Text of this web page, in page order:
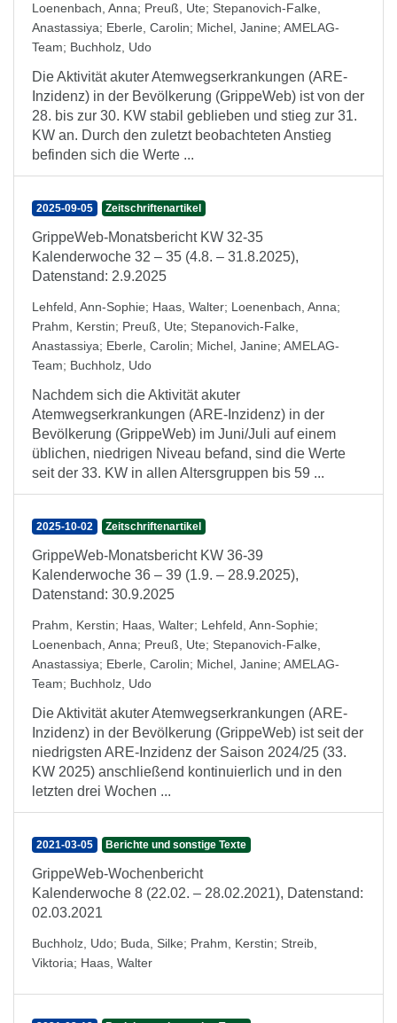
Loenenbach, Anna; Preuß, Ute; Stepanovich-Falke,
Anastassiya; Eberle, Carolin; Michel, Janine; AMELAG-
Team; Buchholz, Udo
Die Aktivität akuter Atemwegserkrankungen (ARE-
Inzidenz) in der Bevölkerung (GrippeWeb) ist von der
28. bis zur 30. KW stabil geblieben und stieg zur 31.
KW an. Durch den zuletzt beobachteten Anstieg
befinden sich die Werte ...
2025-09-05 Zeitschriftenartikel
GrippeWeb-Monatsbericht KW 32-35
Kalenderwoche 32 – 35 (4.8. – 31.8.2025),
Datenstand: 2.9.2025
Lehfeld, Ann-Sophie; Haas, Walter; Loenenbach, Anna;
Prahm, Kerstin; Preuß, Ute; Stepanovich-Falke,
Anastassiya; Eberle, Carolin; Michel, Janine; AMELAG-
Team; Buchholz, Udo
Nachdem sich die Aktivität akuter
Atemwegserkrankungen (ARE-Inzidenz) in der
Bevölkerung (GrippeWeb) im Juni/Juli auf einem
üblichen, niedrigen Niveau befand, sind die Werte
seit der 33. KW in allen Altersgruppen bis 59 ...
2025-10-02 Zeitschriftenartikel
GrippeWeb-Monatsbericht KW 36-39
Kalenderwoche 36 – 39 (1.9. – 28.9.2025),
Datenstand: 30.9.2025
Prahm, Kerstin; Haas, Walter; Lehfeld, Ann-Sophie;
Loenenbach, Anna; Preuß, Ute; Stepanovich-Falke,
Anastassiya; Eberle, Carolin; Michel, Janine; AMELAG-
Team; Buchholz, Udo
Die Aktivität akuter Atemwegserkrankungen (ARE-
Inzidenz) in der Bevölkerung (GrippeWeb) ist seit der
niedrigsten ARE-Inzidenz der Saison 2024/25 (33.
KW 2025) anschließend kontinuierlich und in den
letzten drei Wochen ...
2021-03-05 Berichte und sonstige Texte
GrippeWeb-Wochenbericht
Kalenderwoche 8 (22.02. – 28.02.2021), Datenstand:
02.03.2021
Buchholz, Udo; Buda, Silke; Prahm, Kerstin; Streib,
Viktoria; Haas, Walter